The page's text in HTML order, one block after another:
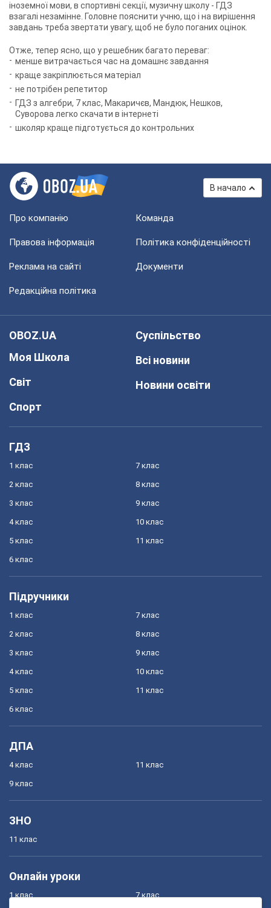
іноземної мови, в спортивні секції, музичну школу - ГДЗ
взагалі незамінне. Головне пояснити учню, що і на вирішення
завдань треба звертати увагу, щоб не було поганих оцінок.
Отже, тепер ясно, що у решебник багато переваг:
менше витрачається час на домашнє завдання
краще закріплюється матеріал
не потрібен репетитор
ГДЗ з алгебри, 7 клас, Макаричєв, Мандюк, Нешков,
Суворова легко скачати в інтернеті
школяр краще підготується до контрольних
В начало
Про компанію Команда
Правова інформація Політика конфіденційності
Реклама на сайті Документи
Редакційна політика
OBOZ.UA
Моя Школа
Світ
Спорт
Суспільство
Всі новини
Новини освіти
ГДЗ
1 клас
2 клас
3 клас
4 клас
5 клас
6 клас
7 клас
8 клас
9 клас
10 клас
11 клас
Підручники
1 клас
2 клас
3 клас
4 клас
5 клас
6 клас
7 клас
8 клас
9 клас
10 клас
11 клас
ДПА
4 клас
9 клас
11 клас
ЗНО
11 клас
Онлайн уроки
1 клас 7 клас